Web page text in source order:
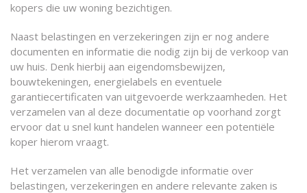
kopers die uw woning bezichtigen.
Naast belastingen en verzekeringen zijn er nog andere
documenten en informatie die nodig zijn bij de verkoop van
uw huis. Denk hierbij aan eigendomsbewijzen,
bouwtekeningen, energielabels en eventuele
garantiecertificaten van uitgevoerde werkzaamheden. Het
verzamelen van al deze documentatie op voorhand zorgt
ervoor dat u snel kunt handelen wanneer een potentiële
koper hierom vraagt.
Het verzamelen van alle benodigde informatie over
belastingen, verzekeringen en andere relevante zaken is